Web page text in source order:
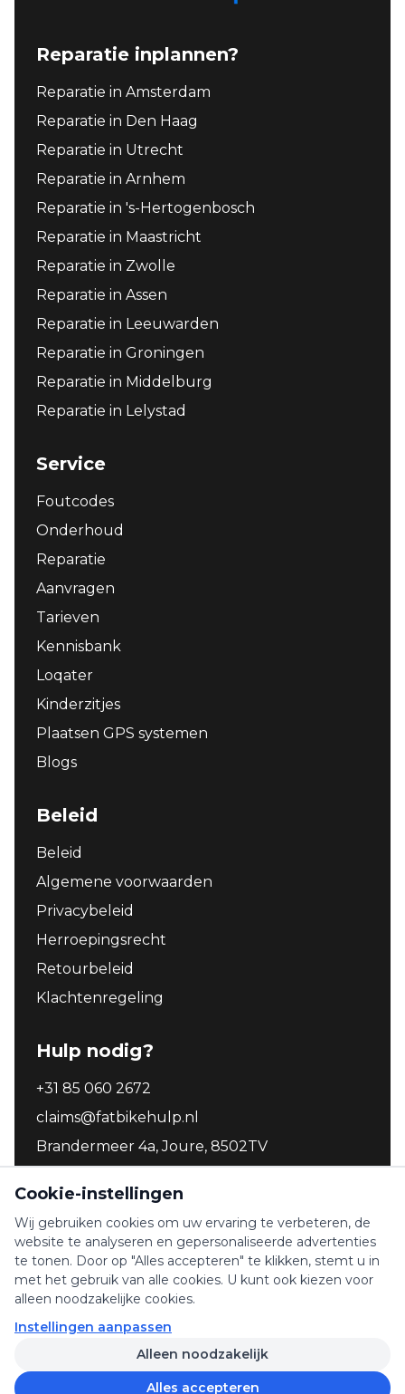
Reparatie inplannen?
Reparatie in Amsterdam
Reparatie in Den Haag
Reparatie in Utrecht
Reparatie in Arnhem
Reparatie in 's-Hertogenbosch
Reparatie in Maastricht
Reparatie in Zwolle
Reparatie in Assen
Reparatie in Leeuwarden
Reparatie in Groningen
Reparatie in Middelburg
Reparatie in Lelystad
Service
Foutcodes
Onderhoud
Reparatie
Aanvragen
Tarieven
Kennisbank
Loqater
Kinderzitjes
Plaatsen GPS systemen
Blogs
Beleid
Beleid
Algemene voorwaarden
Privacybeleid
Herroepingsrecht
Retourbeleid
Klachtenregeling
Hulp nodig?
+31 85 060 2672
claims@fatbikehulp.nl
Brandermeer 4a, Joure, 8502TV
WhatsApp
4.9 / 132 reviews
©2026Fatbikehulp.nl - Alle rechten voorbehouden
KVK: 96813091 BTW: NL867772979B01
Cookie-instellingen
Wij gebruiken cookies om uw ervaring te verbeteren, de
website te analyseren en gepersonaliseerde advertenties
te tonen. Door op "Alles accepteren" te klikken, stemt u in
met het gebruik van alle cookies. U kunt ook kiezen voor
alleen noodzakelijke cookies.
Instellingen aanpassen
Alleen noodzakelijk
Alles accepteren